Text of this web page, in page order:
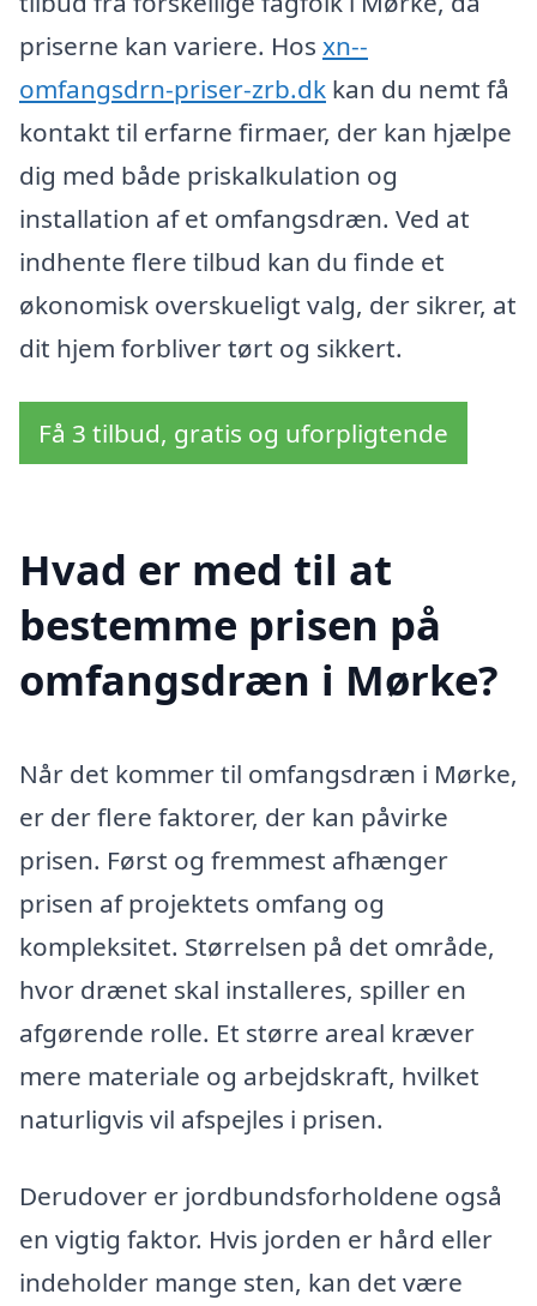
priserne kan variere. Hos xn--
omfangsdrn-priser-zrb.dk kan du nemt få
kontakt til erfarne firmaer, der kan hjælpe
dig med både priskalkulation og
installation af et omfangsdræn. Ved at
indhente flere tilbud kan du finde et
økonomisk overskueligt valg, der sikrer, at
dit hjem forbliver tørt og sikkert.
Få 3 tilbud, gratis og uforpligtende
Hvad er med til at
bestemme prisen på
omfangsdræn i Mørke?
Når det kommer til omfangsdræn i Mørke,
er der flere faktorer, der kan påvirke
prisen. Først og fremmest afhænger
prisen af projektets omfang og
kompleksitet. Størrelsen på det område,
hvor drænet skal installeres, spiller en
afgørende rolle. Et større areal kræver
mere materiale og arbejdskraft, hvilket
naturligvis vil afspejles i prisen.
Derudover er jordbundsforholdene også
en vigtig faktor. Hvis jorden er hård eller
indeholder mange sten, kan det være